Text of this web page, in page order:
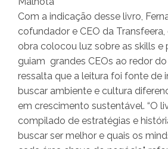
Com a indicação desse livro,
cofundador e CEO da
obra colocou luz sobre as skills e
guiam grandes CEOs ao redor
ressalta que a leitura foi fonte de
buscar ambiente e cultura
em crescimento sustentável. “O
compilado de estratégias e
buscar ser melhor e quais os